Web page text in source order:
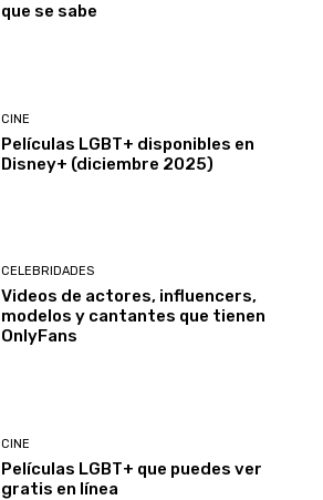
que se sabe
CINE
Películas LGBT+ disponibles en
Disney+ (diciembre 2025)
CELEBRIDADES
Videos de actores, influencers,
modelos y cantantes que tienen
OnlyFans
CINE
Películas LGBT+ que puedes ver
gratis en línea